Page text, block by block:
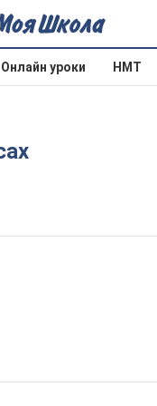
Онлайн уроки НМТ